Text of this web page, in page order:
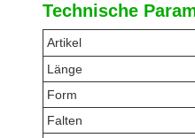
Technische
Artikel
Länge
Form
Falten